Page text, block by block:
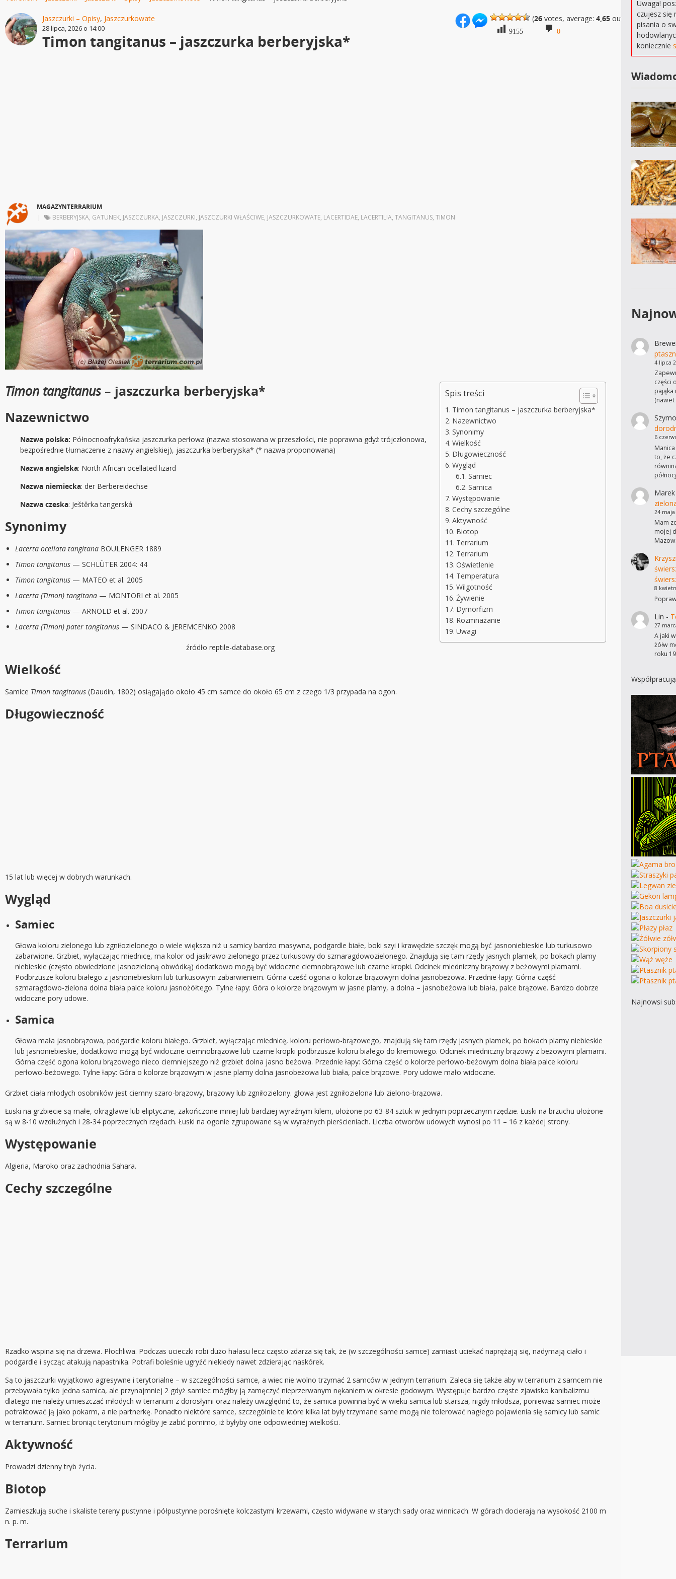
(26votes, average: 4,65out of 5)
9155 0
Jaszczurki – Opisy, Jaszczurkowate
28 lipca, 2026 o 14:00
Timon tangitanus – jaszczurka berberyjska*
MAGAZYNTERRARIUM
BERBERYJSKA, GATUNEK, JASZCZURKA, JASZCZURKI, JASZCZURKI WŁAŚCIWE, JASZCZURKOWATE, LACERTIDAE, LACERTILIA, TANGITANUS, TIMON
Spis treści
Timon tangitanus – jaszczurka berberyjska*
Nazewnictwo
Synonimy
Wielkość
Długowieczność
Wygląd
Samiec
Samica
Występowanie
Cechy szczególne
Aktywność
Biotop
Terrarium
Terrarium
Oświetlenie
Temperatura
Wilgotność
Żywienie
Dymorfizm
Rozmnażanie
Uwagi
Timon tangitanus– jaszczurka berberyjska*
Nazewnictwo
Nazwa polska: Północnoafrykańska jaszczurka perłowa (nazwa stosowana w przeszłości, nie poprawna gdyż trójczłonowa,
bezpośrednie tłumaczenie z nazwy angielskiej), jaszczurka berberyjska* (* nazwa proponowana)
Nazwa angielska: North African ocellated lizard
Nazwa niemiecka: der Berbereidechse
Nazwa czeska: Ještěrka tangerská
Synonimy
Lacerta ocellata tangitana BOULENGER 1889
Timon tangitanus — SCHLÜTER 2004: 44
Timon tangitanus — MATEO et al. 2005
Lacerta (Timon) tangitana — MONTORI et al. 2005
Timon tangitanus — ARNOLD et al. 2007
Lacerta (Timon) pater tangitanus — SINDACO & JEREMCENKO 2008
źródło reptile-database.org
Wielkość
Samice Timon tangitanus (Daudin, 1802) osiągajądo około 45 cm samce do około 65 cm z czego 1/3 przypada na ogon.
Długowieczność
15 lat lub więcej w dobrych warunkach.
Wygląd
Samiec
Głowa koloru zielonego lub zgniłozielonego o wiele większa niż u samicy bardzo masywna, podgardle białe, boki szyi i krawędzie szczęk mogą być jasnoniebieskie lub turkusowo
zabarwione. Grzbiet, wyłączając miednicę, ma kolor od jaskrawo zielonego przez turkusowy do szmaragdowozielonego. Znajdują się tam rzędy jasnych plamek, po bokach plamy
niebieskie (często obwiedzione jasnozieloną obwódką) dodatkowo mogą być widoczne ciemnobrązowe lub czarne kropki. Odcinek miedniczny brązowy z beżowymi plamami.
Podbrzusze koloru białego z jasnoniebieskim lub turkusowym zabarwieniem. Górna cześć ogona o kolorze brązowym dolna jasnobeżowa. Przednie łapy: Górna część
szmaragdowo-zielona dolna biała palce koloru jasnożółtego. Tylne łapy: Góra o kolorze brązowym w jasne plamy, a dolna – jasnobeżowa lub biała, palce brązowe. Bardzo dobrze
widoczne pory udowe.
Samica
Głowa mała jasnobrązowa, podgardle koloru białego. Grzbiet, wyłączając miednicę, koloru perłowo-brązowego, znajdują się tam rzędy jasnych plamek, po bokach plamy niebieskie
lub jasnoniebieskie, dodatkowo mogą być widoczne ciemnobrązowe lub czarne kropki podbrzusze koloru białego do kremowego. Odcinek miedniczny brązowy z beżowymi plamami.
Górna część ogona koloru brązowego nieco ciemniejszego niż grzbiet dolna jasno beżowa. Przednie łapy: Górna część o kolorze perłowo-beżowym dolna biała palce koloru
perłowo-beżowego. Tylne łapy: Góra o kolorze brązowym w jasne plamy dolna jasnobeżowa lub biała, palce brązowe. Pory udowe mało widoczne.
Grzbiet ciała młodych osobników jest ciemny szaro-brązowy, brązowy lub zgniłozielony. głowa jest zgniłozielona lub zielono-brązowa.
Łuski na grzbiecie są małe, okrągławe lub eliptyczne, zakończone mniej lub bardziej wyraźnym kilem, ułożone po 63-84 sztuk w jednym poprzecznym rzędzie. Łuski na brzuchu ułożone
są w 8-10 wzdłużnych i 28-34 poprzecznych rzędach. Łuski na ogonie zgrupowane są w wyraźnych pierścieniach. Liczba otworów udowych wynosi po 11 – 16 z każdej strony.
Występowanie
Algieria, Maroko oraz zachodnia Sahara.
Cechy szczególne
Rzadko wspina się na drzewa. Płochliwa. Podczas ucieczki robi dużo hałasu lecz często zdarza się tak, że (w szczególności samce) zamiast uciekać naprężają się, nadymają ciało i
podgardle i sycząc atakują napastnika. Potrafi boleśnie ugryźć niekiedy nawet zdzierając naskórek.
Są to jaszczurki wyjątkowo agresywne i terytorialne – w szczególności samce, a wiec nie wolno trzymać 2 samców w jednym terrarium. Zaleca się także aby w terrarium z samcem nie
przebywała tylko jedna samica, ale przynajmniej 2 gdyż samiec mógłby ją zamęczyć nieprzerwanym nękaniem w okresie godowym. Występuje bardzo częste zjawisko kanibalizmu
dlatego nie należy umieszczać młodych w terrarium z dorosłymi oraz należy uwzględnić to, że samica powinna być w wieku samca lub starsza, nigdy młodsza, ponieważ samiec może
potraktować ją jako pokarm, a nie partnerkę. Ponadto niektóre samce, szczególnie te które kilka lat były trzymane same mogą nie tolerować nagłego pojawienia się samicy lub samic
w terrarium. Samiec broniąc terytorium mógłby je zabić pomimo, iż byłyby one odpowiedniej wielkości.
Aktywność
Prowadzi dzienny tryb życia.
Biotop
Zamieszkują suche i skaliste tereny pustynne i półpustynne porośnięte kolczastymi krzewami, często widywane w starych sady oraz winnicach. W górach docierają na wysokość 2100 m
n. p. m.
Terrarium
Uwaga!
czujesz się
pisania o
koniecznie
4 lipca
części
pająka
6
to, że
Marek
24 maja
Mam
mojej
8
Lin -
27
A jaki
żółw
roku
Najnowsi